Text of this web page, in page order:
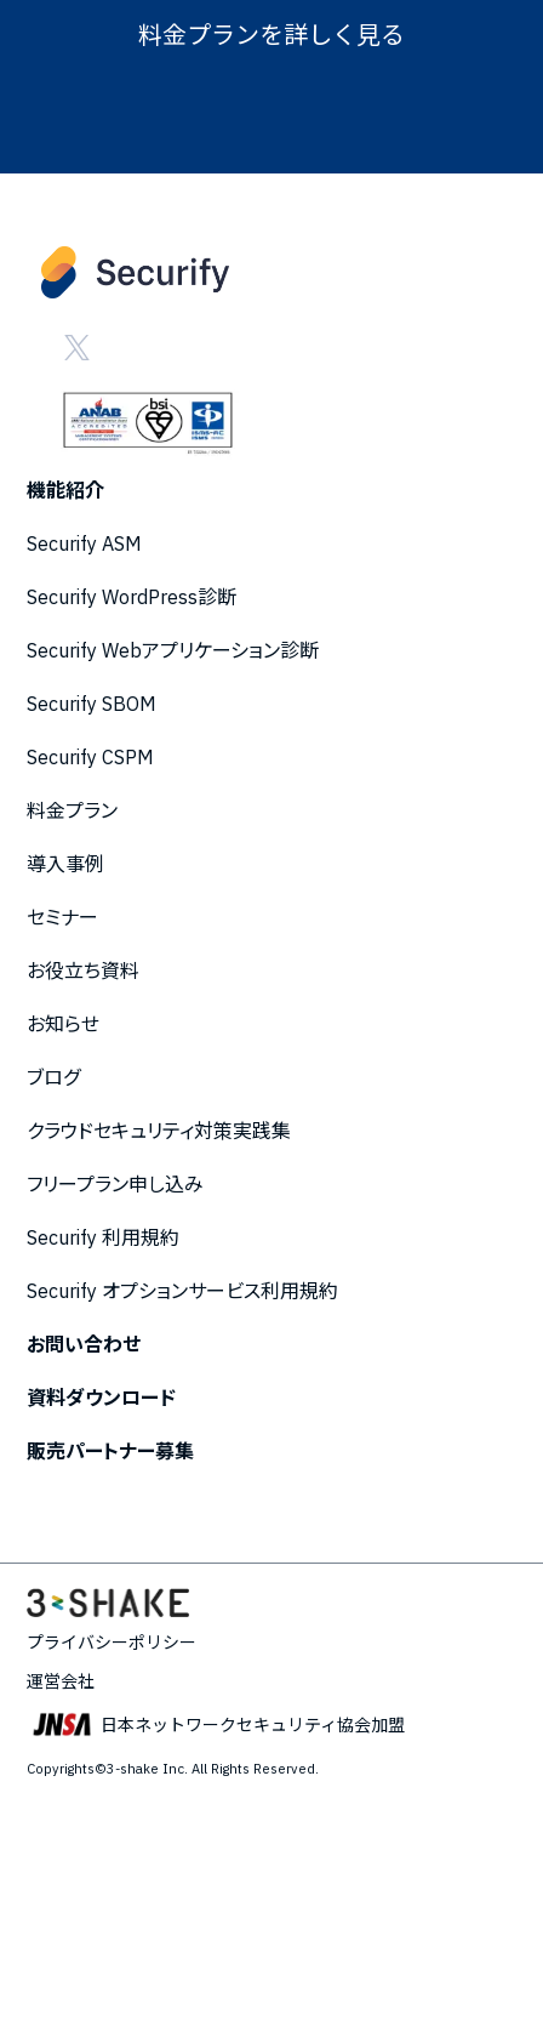
料金プランを詳しく見る
機能紹介
Securify ASM
Securify WordPress診断
Securify Webアプリケーション診断
Securify SBOM
Securify CSPM
料金プラン
導入事例
セミナー
お役立ち資料
お知らせ
ブログ
クラウドセキュリティ対策実践集
フリープラン申し込み
Securify 利用規約
Securify オプションサービス利用規約
お問い合わせ
資料ダウンロード
販売パートナー募集
プライバシーポリシー
運営会社
日本ネットワークセキュリティ協会加盟
Copyrights©3-shake Inc. All Rights Reserved.